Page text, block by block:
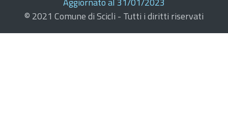
© 2021 Comune di Scicli - Tutti i diritti riservati